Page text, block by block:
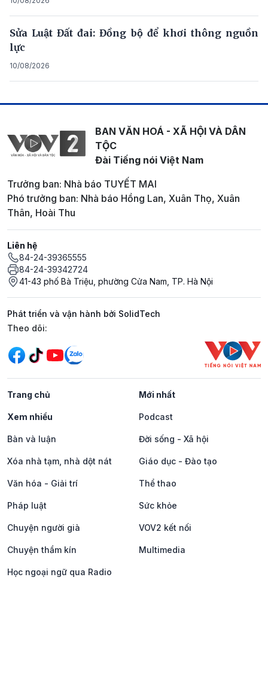
Sửa Luật Đất đai: Đồng bộ để khơi thông nguồn
lực
10/08/2026
BAN VĂN HOÁ - XÃ HỘI VÀ DÂN
TỘC
Đài Tiếng nói Việt Nam
Trưởng ban: Nhà báo TUYẾT MAI
Phó trưởng ban: Nhà báo Hồng Lan, Xuân Thọ, Xuân
Thân, Hoài Thu
Liên hệ
84-24-39365555
84-24-39342724
41-43 phố Bà Triệu, phường Cửa Nam, TP. Hà Nội
Phát triển và vận hành bởi SolidTech
Mạng xã hội
Theo dõi:
Trang chủ Mới nhất
Xem nhiều Podcast
Bàn và luận Đời sống - Xã hội
Xóa nhà tạm, nhà dột nát Giáo dục - Đào tạo
Văn hóa - Giải trí Thể thao
Pháp luật Sức khỏe
Chuyện người già VOV2 kết nối
Chuyện thầm kín Multimedia
Học ngoại ngữ qua Radio